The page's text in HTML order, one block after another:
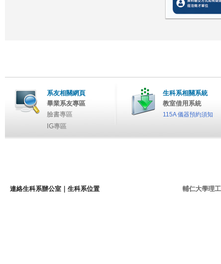
系友相關網頁
畢業系友專區
臉書專區
IG專區
生科系相關系統
教室借用系統
115A 儀器預約須知
連絡生科系辦公室 生科系位置 輔仁大學理